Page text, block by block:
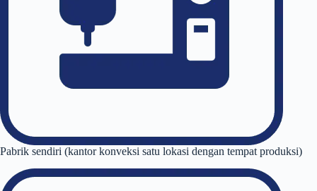
Pabrik sendiri (kantor konveksi satu lokasi dengan tempat produksi)